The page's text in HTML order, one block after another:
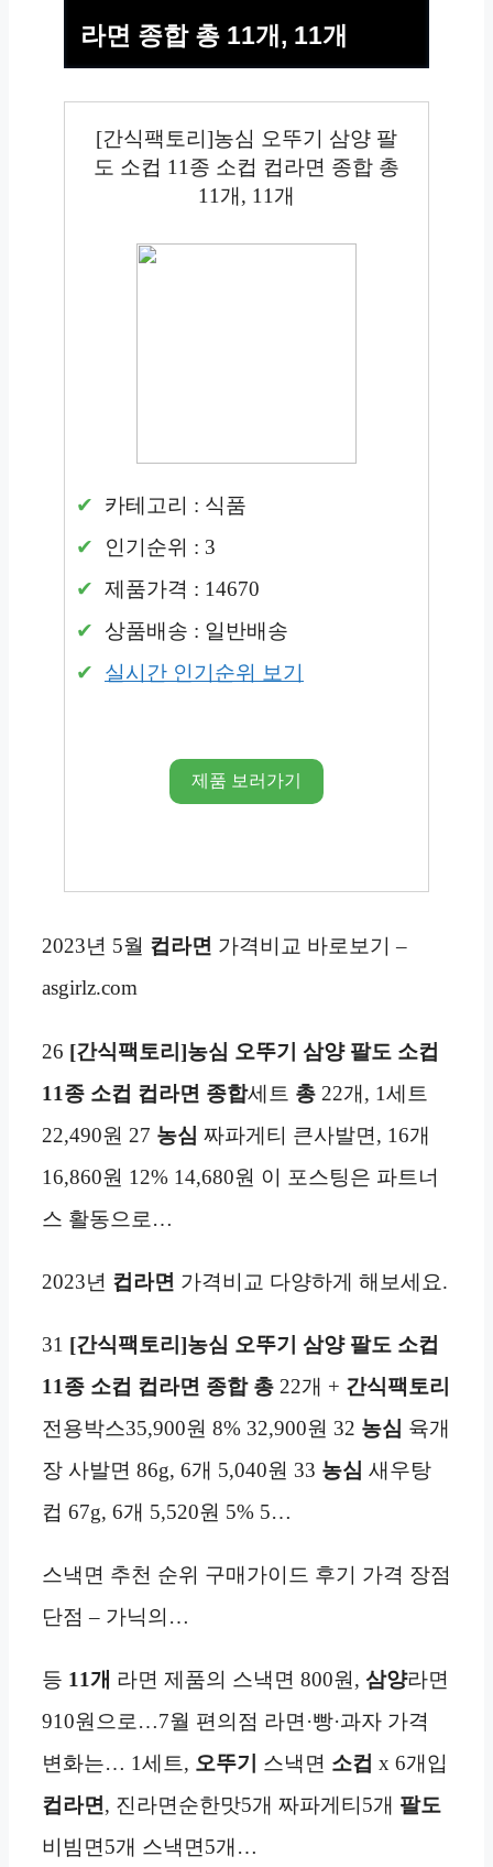
라면 종합 총 11개, 11개
[간식팩토리]농심 오뚜기 삼양 팔
도 소컵 11종 소컵 컵라면 종합 총
11개, 11개
카테고리 : 식품
인기순위 : 3
제품가격 : 14670
상품배송 : 일반배송
실시간 인기순위 보기
제품 보러가기
2023년 5월 컵라면 가격비교 바로보기 –
asgirlz.com
26 [간식팩토리]농심 오뚜기 삼양 팔도 소컵
11종 소컵 컵라면 종합세트 총 22개, 1세트
22,490원 27 농심 짜파게티 큰사발면, 16개
16,860원 12% 14,680원 이 포스팅은 파트너
스 활동으로…
2023년 컵라면 가격비교 다양하게 해보세요.
31 [간식팩토리]농심 오뚜기 삼양 팔도 소컵
11종 소컵 컵라면 종합 총 22개 + 간식팩토리
전용박스35,900원 8% 32,900원 32 농심 육개
장 사발면 86g, 6개 5,040원 33 농심 새우탕
컵 67g, 6개 5,520원 5% 5…
스낵면 추천 순위 구매가이드 후기 가격 장점
단점 – 가닉의…
등 11개 라면 제품의 스낵면 800원, 삼양라면
910원으로…7월 편의점 라면·빵·과자 가격
변화는… 1세트, 오뚜기 스낵면 소컵 x 6개입
컵라면, 진라면순한맛5개 짜파게티5개 팔도
비빔면5개 스낵면5개…